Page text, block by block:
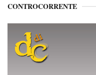
CONTROCORRENTE